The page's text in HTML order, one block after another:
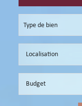
Type de bien
Budget